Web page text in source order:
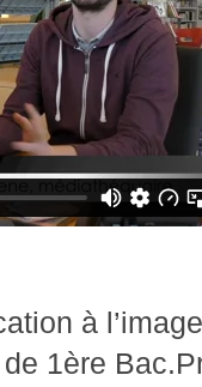
à
1ère